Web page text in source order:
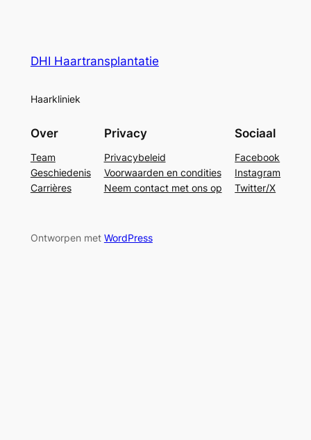
DHI Haartransplantatie
Haarkliniek
Over
Team
Geschiedenis
Carrières
Privacy
Privacybeleid
Voorwaarden en condities
Neem contact met ons op
Sociaal
Facebook
Instagram
Twitter/X
Ontworpen met WordPress